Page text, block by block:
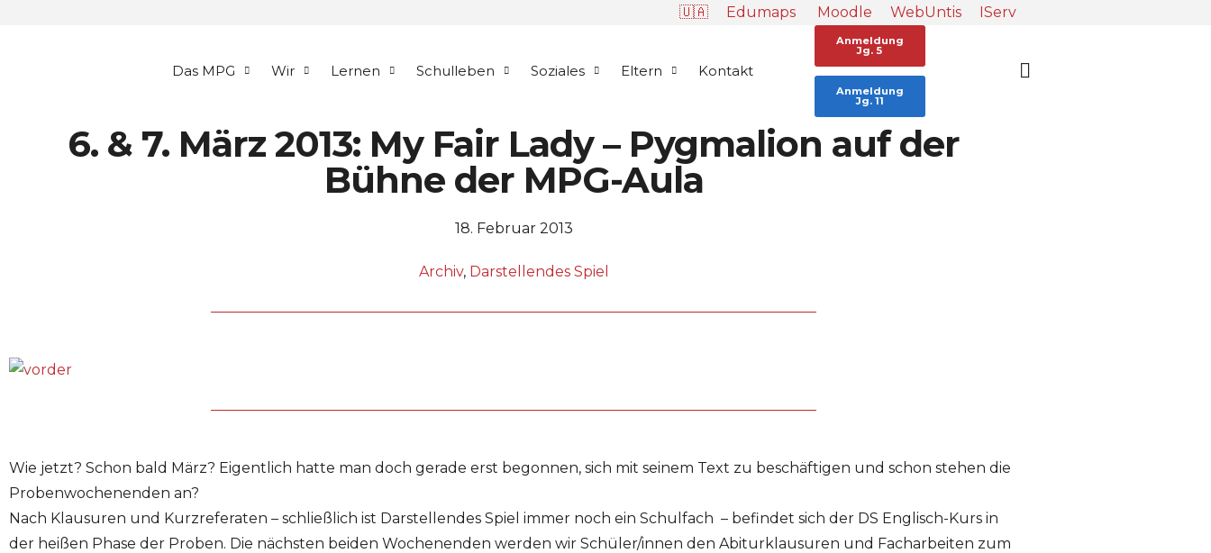
🇺🇦 Edumaps Moodle WebUntis IServ
Das MPG Wir Lernen Schulleben Soziales Eltern Kontakt
Anmeldung
Jg. 5
Anmeldung
Jg. 11
6. & 7. März 2013: My Fair Lady – Pygmalion auf der
Bühne der MPG-Aula
18. Februar 2013
Archiv, Darstellendes Spiel
Wie jetzt? Schon bald März? Eigentlich hatte man doch gerade erst begonnen, sich mit seinem Text zu beschäftigen und schon stehen die
Probenwochenenden an?
Nach Klausuren und Kurzreferaten – schließlich ist Darstellendes Spiel immer noch ein Schulfach – befindet sich der DS Englisch-Kurs in
der heißen Phase der Proben. Die nächsten beiden Wochenenden werden wir Schüler/innen den Abiturklausuren und Facharbeiten zum